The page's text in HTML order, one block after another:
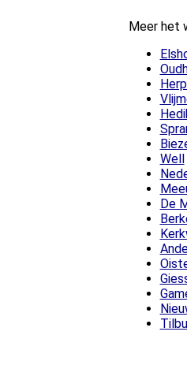
Meer het
Well
De